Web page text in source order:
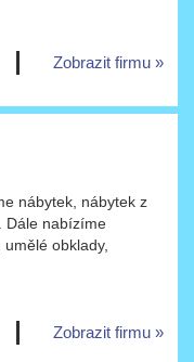
Zobrazit firmu
nábytek, nábytek z
Dále nabízíme
obklady,
Zobrazit firmu